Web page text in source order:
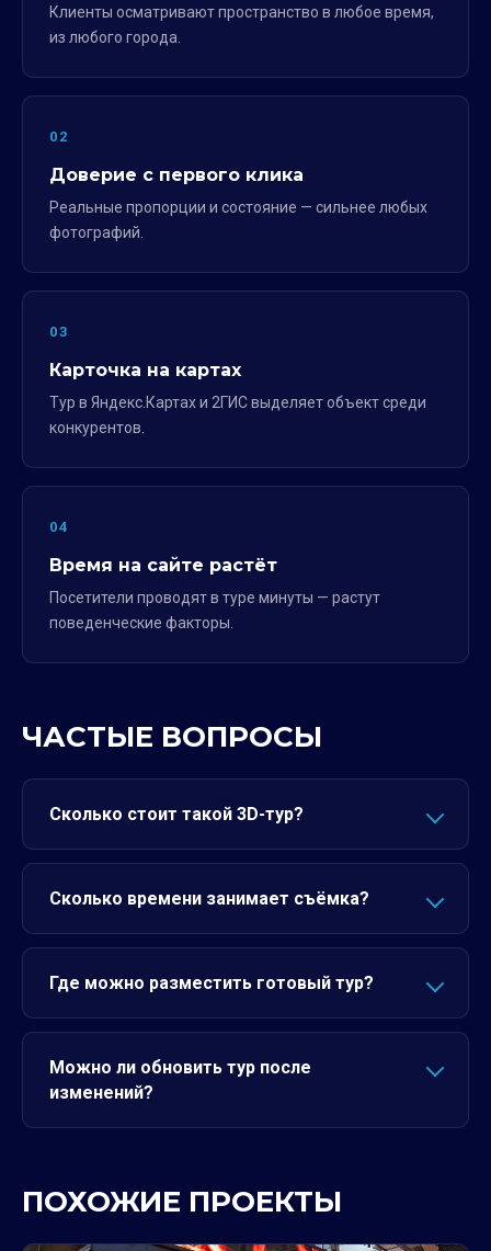
Клиенты осматривают пространство в любое время,
из любого города.
02
Доверие с первого клика
Реальные пропорции и состояние — сильнее любых
фотографий.
03
Карточка на картах
Тур в Яндекс.Картах и 2ГИС выделяет объект среди
конкурентов.
04
Время на сайте растёт
Посетители проводят в туре минуты — растут
поведенческие факторы.
ЧАСТЫЕ ВОПРОСЫ
Сколько стоит такой 3D-тур?
Сколько времени занимает съёмка?
Где можно разместить готовый тур?
Можно ли обновить тур после
изменений?
ПОХОЖИЕ ПРОЕКТЫ